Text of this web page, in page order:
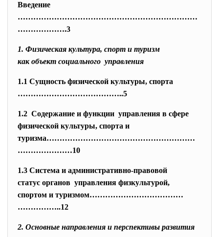
Введение
……………………………………………………………
……………….3
1. Физическая культура, спорт и туризм
как объект социального управления
1.1 Сущность физической культуры, спорта
…………………………………..5
1.2 Содержание и функции управления в сфере
физической культуры, спорта и
туризма…………………………………………………
…………………10
1.3 Система и административно-правовой
статус органов управления физкультурой,
спортом и туризмом………………………………
……………..12
2. Основные направления и перспективы развития